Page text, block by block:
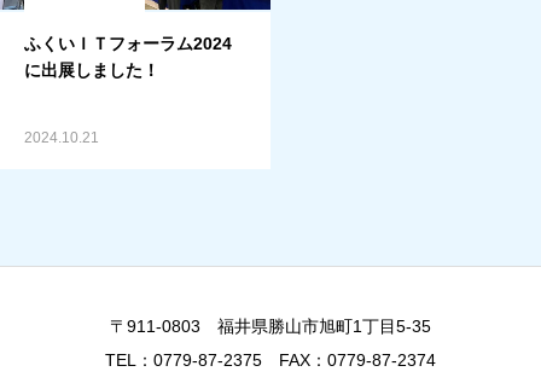
ふくいＩＴフォーラム2024
に出展しました！
2024.10.21
〒911-0803 福井県勝山市旭町1丁目5-35
TEL：0779-87-2375 FAX：0779-87-2374